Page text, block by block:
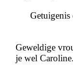
Geweldige
je wel